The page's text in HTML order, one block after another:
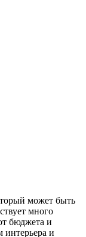
может быть
много
бюджета и
интерьера и